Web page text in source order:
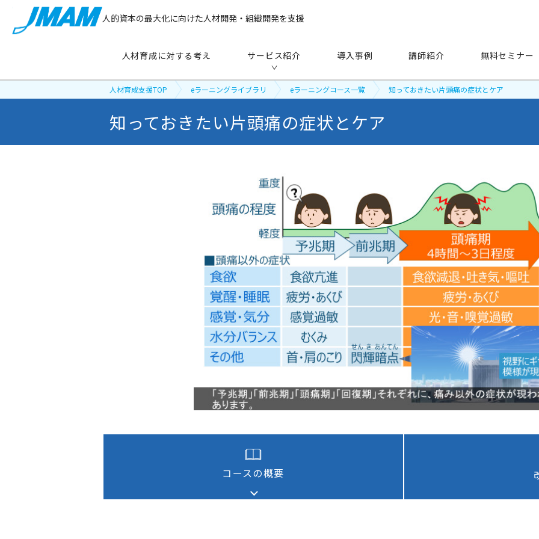
人的資本の最大化に向けた人材開発・組織開発を支援
人材育成に対する考え サービス紹介
サービス紹介
手法
研修（講師派遣）
アセスメント
eラーニング
通信教育
書籍・著者講演
公開セミナー
越境学習
映像教材・研修教材
コンサルティング
資格試験・検定試験
導入事例 講師紹介 無料セミナー
人材育成支援TOP eラーニングライブラリ eラーニングコース一覧 知っておきたい片頭痛の症状とケア
知っておきたい片頭痛の症状とケア
コースの概要